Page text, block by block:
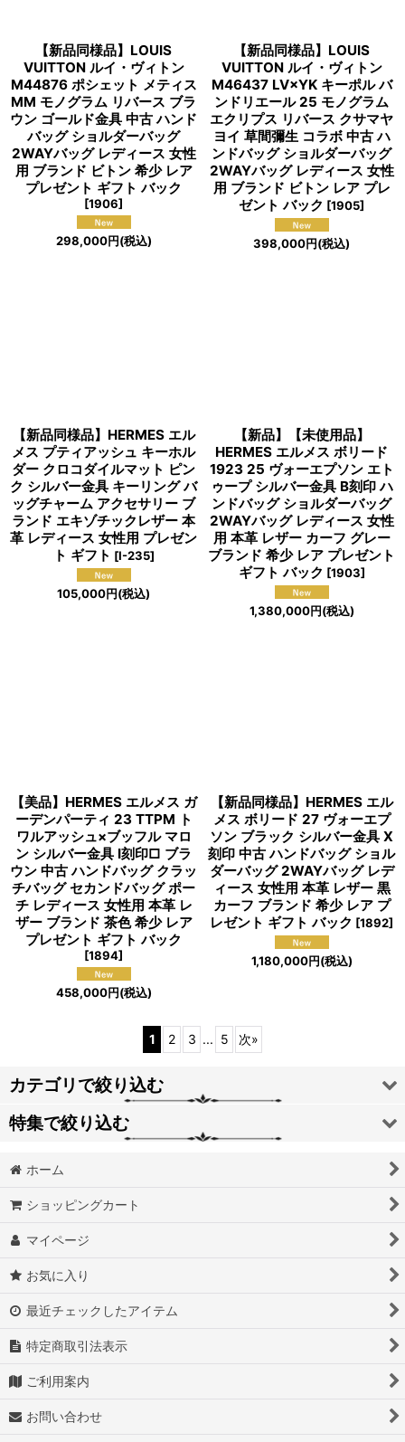
【新品同様品】LOUIS
VUITTON ルイ・ヴィトン
M44876 ポシェット メティス
MM モノグラム リバース ブラ
ウン ゴールド金具 中古 ハンド
バッグ ショルダーバッグ
2WAYバッグ レディース 女性
用 ブランド ビトン 希少 レア
プレゼント ギフト バック
[1906]
298,000円(税込)
【新品同様品】LOUIS
VUITTON ルイ・ヴィトン
M46437 LV×YK キーポル バ
ンドリエール 25 モノグラム
エクリプス リバース クサマヤ
ヨイ 草間彌生 コラボ 中古 ハ
ンドバッグ ショルダーバッグ
2WAYバッグ レディース 女性
用 ブランド ビトン レア プレ
ゼント バック [1905]
398,000円(税込)
【新品同様品】HERMES エル
メス プティアッシュ キーホル
ダー クロコダイルマット ピン
ク シルバー金具 キーリング バ
ッグチャーム アクセサリー ブ
ランド エキゾチックレザー 本
革 レディース 女性用 プレゼン
ト ギフト [I-235]
105,000円(税込)
【新品】【未使用品】
HERMES エルメス ボリード
1923 25 ヴォーエプソン エト
ゥープ シルバー金具 B刻印 ハ
ンドバッグ ショルダーバッグ
2WAYバッグ レディース 女性
用 本革 レザー カーフ グレー
ブランド 希少 レア プレゼント
ギフト バック [1903]
1,380,000円(税込)
【美品】HERMES エルメス ガ
ーデンパーティ 23 TTPM ト
ワルアッシュ×ブッフル マロ
ン シルバー金具 I刻印□ ブラ
ウン 中古 ハンドバッグ クラッ
チバッグ セカンドバッグ ポー
チ レディース 女性用 本革 レ
ザー ブランド 茶色 希少 レア
プレゼント ギフト バック
[1894]
458,000円(税込)
【新品同様品】HERMES エル
メス ボリード 27 ヴォーエプ
ソン ブラック シルバー金具 X
刻印 中古 ハンドバッグ ショル
ダーバッグ 2WAYバッグ レデ
ィース 女性用 本革 レザー 黒
カーフ ブランド 希少 レア プ
レゼント ギフト バック [1892]
1,180,000円(税込)
1 2 3 ... 5 次»
カテゴリで絞り込む
アパレル
ジュエリー
バッグ
小物
特集で絞り込む
ダミー
ホーム
ショッピングカート
マイページ
お気に入り
最近チェックしたアイテム
特定商取引法表示
ご利用案内
お問い合わせ